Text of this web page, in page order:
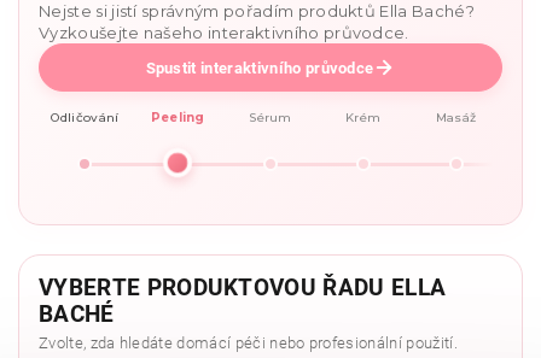
Nejste si jistí správným pořadím produktů Ella Baché?
Vyzkoušejte našeho interaktivního průvodce.
Spustit interaktivního průvodce
Odličování Peeling Sérum Krém Masáž
VYBERTE PRODUKTOVOU ŘADU ELLA
BACHÉ
Zvolte, zda hledáte domácí péči nebo profesionální použití.